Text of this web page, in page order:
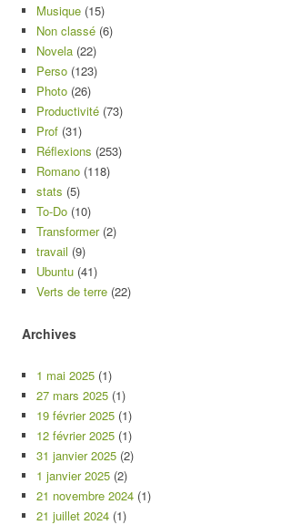
Musique (15)
Non classé (6)
Novela (22)
Perso (123)
Photo (26)
Productivité (73)
Prof (31)
Réflexions (253)
Romano (118)
stats (5)
To-Do (10)
Transformer(2)
travail (9)
Ubuntu (41)
Verts de terre (22)
Archives
1 mai 2025 (1)
27 mars 2025 (1)
19 février 2025 (1)
12 février 2025 (1)
31 janvier 2025 (2)
1 janvier 2025 (2)
21 novembre 2024 (1)
21 juillet 2024 (1)